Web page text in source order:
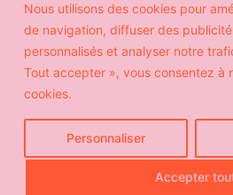
Nous utilisons des cookies pour
de navigation, diffuser des
personnalisés et analyser notre
Tout accepter », vous consentez à
cookies.
Personnaliser
Accepter
Avec le
© Copyright
Mentions